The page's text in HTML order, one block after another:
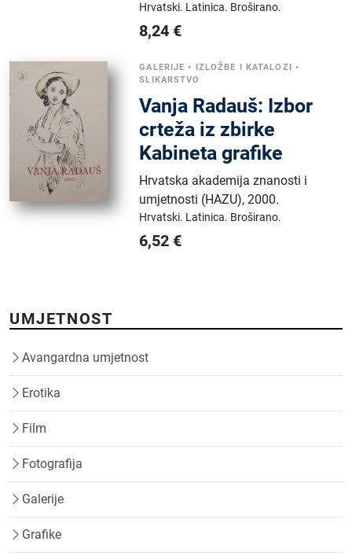
Hrvatski. Latinica. Broširano.
8,24 €
GALERIJE • IZLOŽBE I KATALOZI •
SLIKARSTVO
Vanja Radauš: Izbor
crteža iz zbirke
Kabineta grafike
Hrvatska akademija znanosti i
umjetnosti (HAZU),2000.
Hrvatski. Latinica. Broširano.
6,52 €
UMJETNOST
Avangardna umjetnost
Erotika
Film
Fotografija
Galerije
Grafike